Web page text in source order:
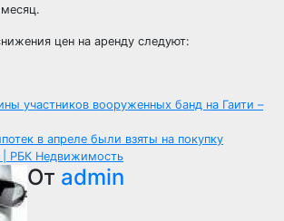
цен на аренду следуют:
участников вооруженных банд на Гаити –
в апреле были взяты на покупку
| РБК Недвижимость
От admin